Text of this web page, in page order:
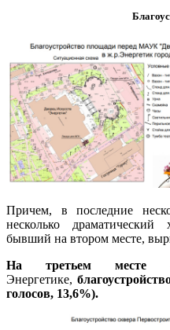
Причем, в последние
несколько
бывший на втором месте,
На третьем месте
Энергетике,
голосов, 13,6%).